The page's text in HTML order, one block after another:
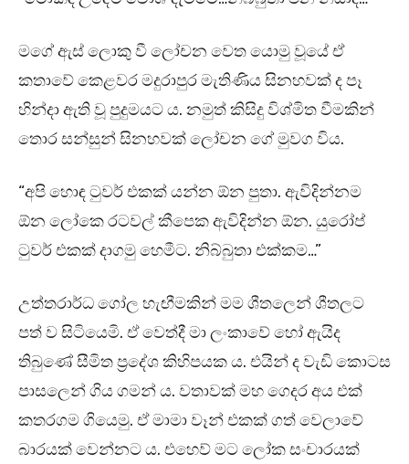
මගේ ඇස් ලොකු වී ලෝචන වෙත යොමු වූයේ ඒ
කතාවේ කෙළවර මදුරාපුර මැතිණිය සිනහවක් ද පෑ
හින්දා ඇති වූ පුදුමයට ය. නමුත් කිසිදු විශ්මිත වීමකින්
තොර සන්සුන් සිනහවක් ලෝචන ගේ මුවග විය.
“අපි හොඳ ටුවර් එකක් යන්න ඕන පුතා. ඇවිදින්නම
ඕන ලෝකෙ රටවල් කීපෙක ඇවිදින්න ඕන. යුරෝප්
ටුවර් එකක් දාගමු හෙමීට. නිබ්බුතා එක්කම…”
උත්තරාර්ධ ගෝල හැඟීමකින් මම ශීතලෙන් ශීතලට
පත් ව සිටියෙමි. ඒ වෙත්දී මා ලංකාවේ හෝ ඇයිද
තිබුණේ සීමිත ප්‍රදේශ කිහිපයක ය. එයින් ද වැඩි කොටස
පාසලෙන් ගිය ගමන් ය. වතාවක් මහ ගෙදර අය එක්
කතරගම ගියෙමු. ඒ මාමා වෑන් එකක් ගත් වෙලාවේ
බාරයක් වෙන්නට ය. එහෙව් මට ලෝක සංචාරයක්